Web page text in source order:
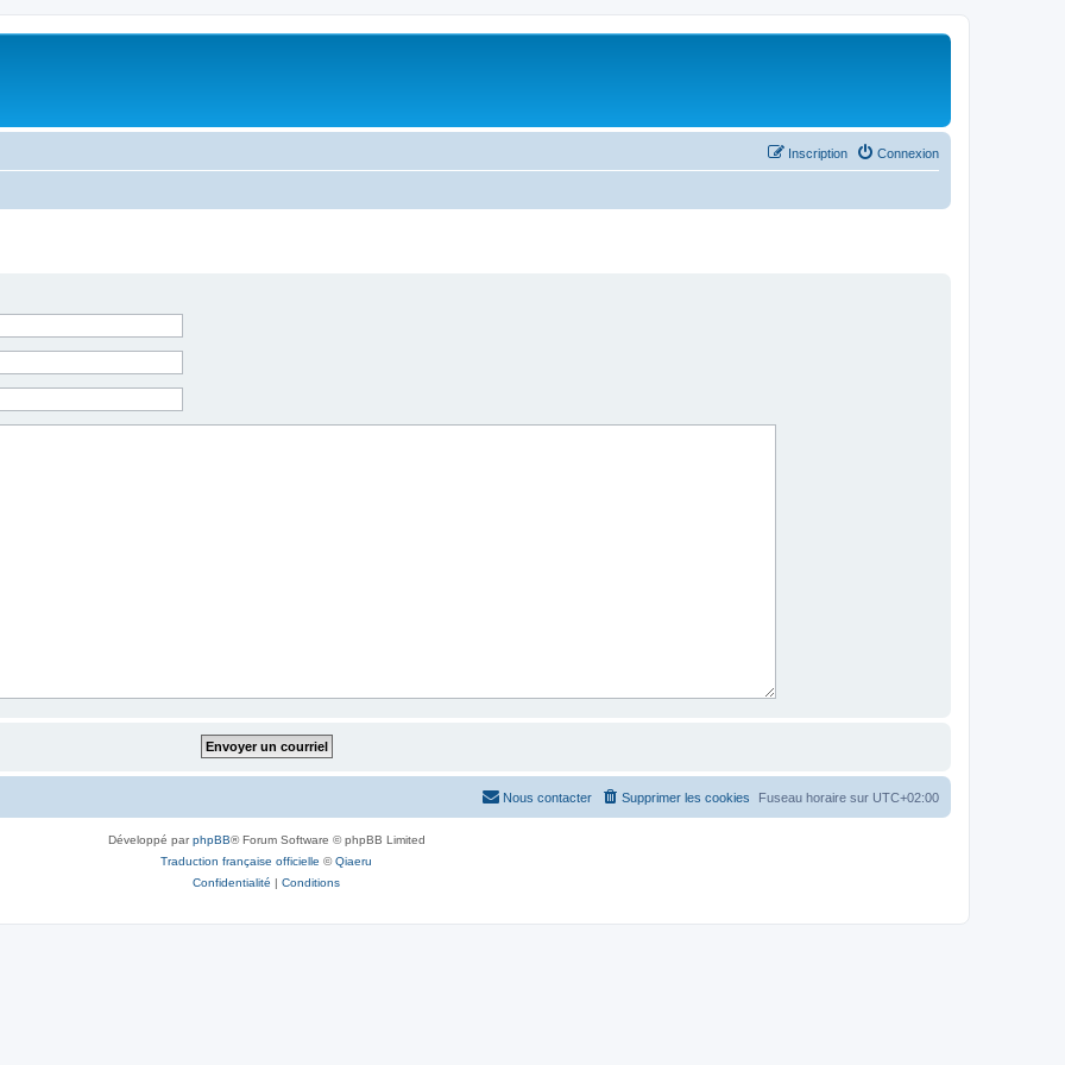
Connexion
Inscription
Fuseau horaire sur UTC+02:00
Supprimer les cookies
Nous contacter
Développé parphpBB® Forum Software © phpBB Limited
Traduction française officielle ©Qiaeru
Confidentialité | Conditions